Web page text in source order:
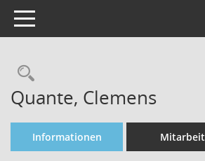
Toggle navigation
Rechercheauswahl
Quante, Clemens
Informationen Mitarbeit